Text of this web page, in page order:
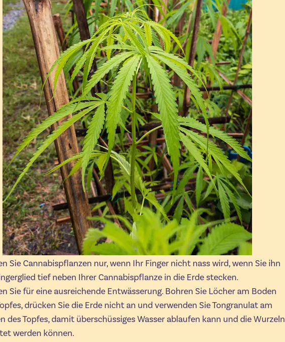
Sie Cannabispflanzen nur, wenn Ihr Finger nicht nass wird, wenn Sie ihn
tief neben Ihrer Cannabispflanze in die Erde stecken.
Sie für eine ausreichende Entwässerung. Bohren Sie Löcher am Boden
drücken Sie die Erde nicht an und verwenden Sie Tongranulat am
des Topfes, damit überschüssiges Wasser ablaufen kann und die Wurzeln
werden können.